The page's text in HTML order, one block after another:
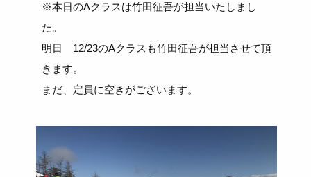
※本日のAクラスは竹田征吾が担当いたしまし
た。
明日 12/23のAクラスも竹田征吾が担当させて頂
きます。
まだ、定員に空きがございます。